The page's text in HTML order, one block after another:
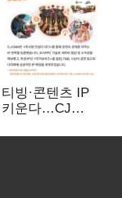
티빙·콘텐츠 IP
키운다…CJ
글로벌 확장 가속